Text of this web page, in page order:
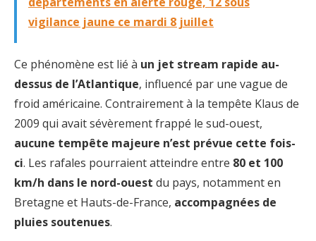
vigilance jaune ce mardi 8 juillet
Ce phénomène est lié à un jet stream rapide au-
dessus de l’Atlantique, influencé par une vague de
froid américaine. Contrairement à la tempête Klaus de
2009 qui avait sévèrement frappé le sud-ouest,
aucune tempête majeure n’est prévue cette fois-
ci. Les rafales pourraient atteindre entre 80 et 100
km/h dans le nord-ouest du pays, notamment en
Bretagne et Hauts-de-France, accompagnées de
pluies soutenues.